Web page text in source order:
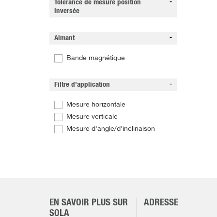
Tolérance de mesure position
inversée
Aimant
Bande magnétique
Filtre d’application
Mesure horizontale
Mesure verticale
Mesure d'angle/d'inclinaison
EN SAVOIR PLUS SUR
SOLA
ADRESSE